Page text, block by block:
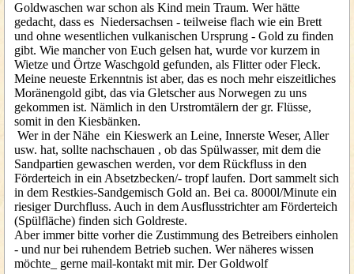
Goldwaschen war schon als Kind mein Traum. Wer hätte
gedacht, dass es Niedersachsen - teilweise flach wie ein Brett
und ohne wesentlichen vulkanischen Ursprung - Gold zu finden
gibt. Wie mancher von Euch gelsen hat, wurde vor kurzem in
Wietze und Örtze Waschgold gefunden, als Flitter oder Fleck.
Meine neueste Erkenntnis ist aber, das es noch mehr eiszeitliches
Moränengold gibt, das via Gletscher aus Norwegen zu uns
gekommen ist. Nämlich in den Urstromtälern der gr. Flüsse,
somit in den Kiesbänken.
Wer in der Nähe ein Kieswerk an Leine, Innerste Weser, Aller
usw. hat, sollte nachschauen , ob das Spülwasser, mit dem die
Sandpartien gewaschen werden, vor dem Rückfluss in den
Förderteich in ein Absetzbecken/- tropf laufen. Dort sammelt sich
in dem Restkies-Sandgemisch Gold an. Bei ca. 8000l/Minute ein
riesiger Durchfluss. Auch in dem Ausflusstrichter am Förderteich
(Spülfläche) finden sich Goldreste.
Aber immer bitte vorher die Zustimmung des Betreibers einholen
- und nur bei ruhendem Betrieb suchen. Wer näheres wissen
möchte_ gerne mail-kontakt mit mir. Der Goldwolf